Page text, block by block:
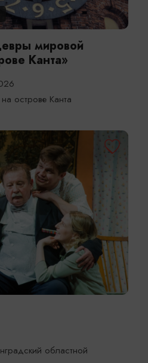
мировой
Канта»
острове Канта
областной